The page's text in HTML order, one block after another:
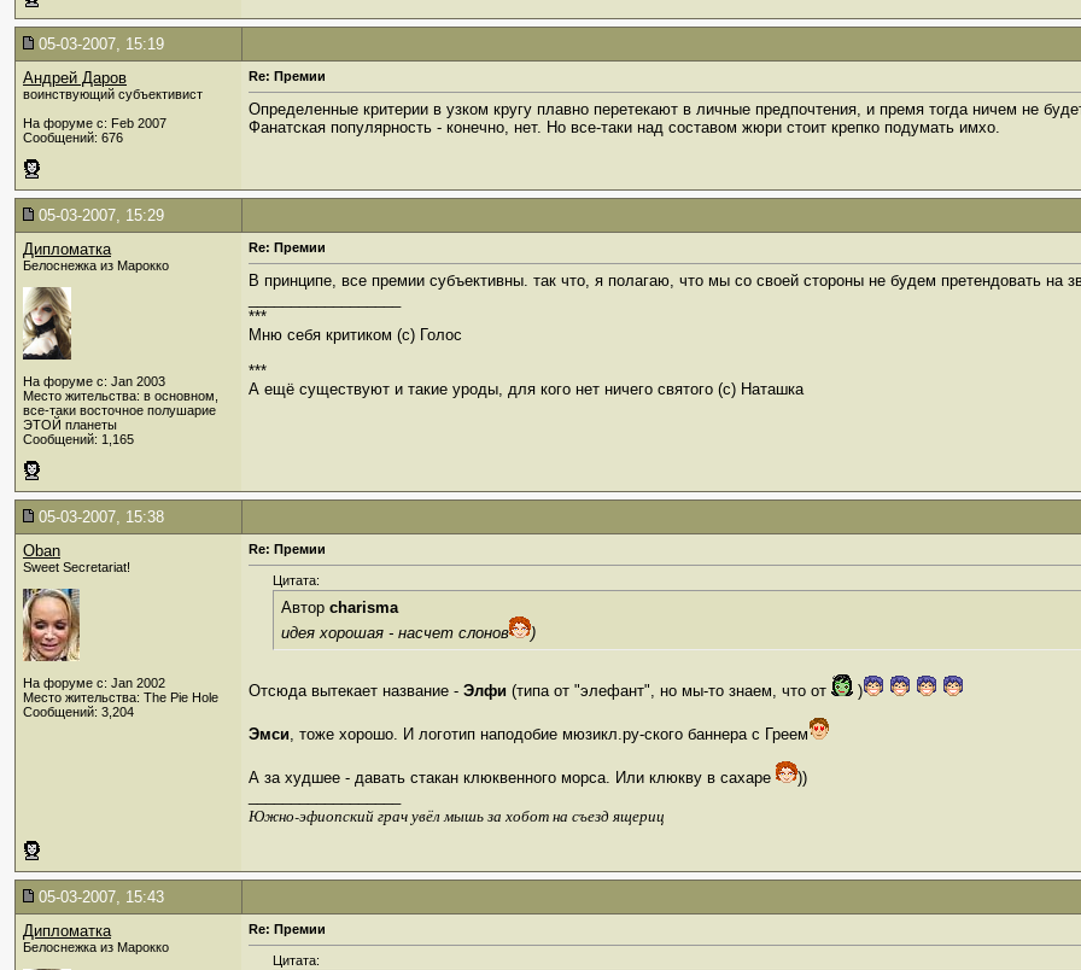
05-03-2007, 15:19
Андрей Даров
воинствующий субъективист
На форуме с: Feb 2007
Сообщений: 676
Re: Премии
Определенные критерии в узком кругу плавно перетекают в личные предпочтения, и премя тогда ничем не
Фанатская популярность - конечно, нет. Но все-таки над составом жюри стоит крепко подумать имхо.
05-03-2007, 15:29
Дипломатка
Белоснежка из Марокко
На форуме с: Jan 2003
Место жительства: в основном,
все-таки восточное полушарие
ЭТОЙ планеты
Сообщений: 1,165
Re: Премии
В принципе, все премии субъективны. так что, я полагаю, что мы со своей стороны не будем претендовать на
***
Мню себя критиком (c) Голос
***
А ещё существуют и такие уроды, для кого нет ничего святого (с) Наташка
05-03-2007, 15:38
Oban
Sweet Secretariat!
На форуме с: Jan 2002
Место жительства: The Pie Hole
Сообщений: 3,204
Re: Премии
Цитата:
Автор charisma
идея хорошая - насчет слонов
)
Отсюда вытекает название - Элфи (типа от "элефант", но мы-то знаем, что от )
Эмси, тоже хорошо. И логотип наподобие мюзикл.ру-ского баннера с Греем
А за худшее - давать стакан клюквенного морса. Или клюкву в сахаре
))
Южно-эфиопский грач увёл мышь за хобот на съезд ящериц
05-03-2007, 15:43
Дипломатка
Белоснежка из Марокко
Re: Премии
Цитата: